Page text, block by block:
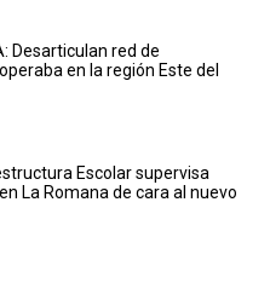
Desarticulan red de
en la región Este del
Escolar supervisa
La Romana de cara al nuevo